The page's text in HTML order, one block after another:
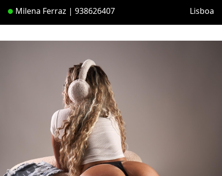
Milena Ferraz | 938626407 Lisboa